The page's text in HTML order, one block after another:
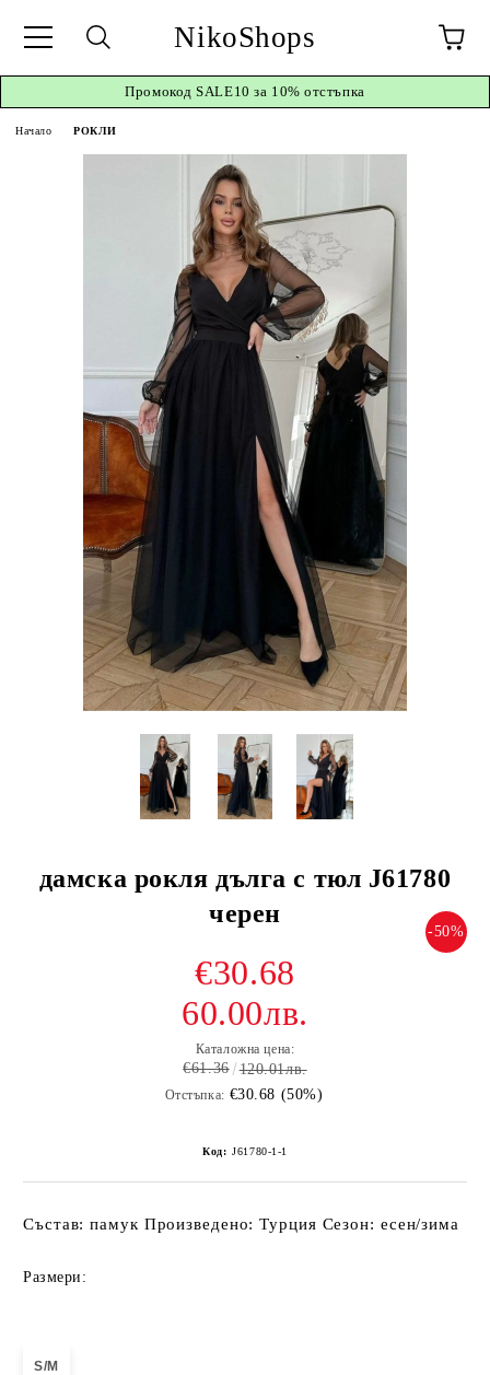
NikoShops
ПромокодSALE10 за 10% отстъпка
Начало РОКЛИ
дамска рокля дълга с тюл J61780
черен
-50%
€30.68
60.00лв.
Каталожна цена:
€61.36 120.01лв.
Отстъпка: €30.68 (50%)
Код: J61780-1-1
Състав: памук Произведено: Турция Сезон: есен/зима
Размери:
S/M